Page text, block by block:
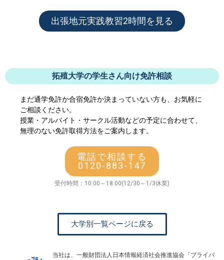
出張地元実践教習2時間を見る
拓殖大学の学生さん向け免許相談
まだ通学免許か合宿免許か決まっていない方も、お気軽に
ご相談ください。
授業・アルバイト・サークル活動などの予定に合わせて、
無理のない免許取得方法をご案内します。
電話で相談する
0120-883-147
受付時間：10:00～18:00(12/30～1/3休業)
大学別一覧ページに戻る
当社は、一般財団法人日本情報経済社会推進協会「プライバ